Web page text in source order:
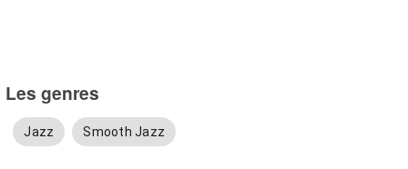
Les genres
Jazz Smooth Jazz